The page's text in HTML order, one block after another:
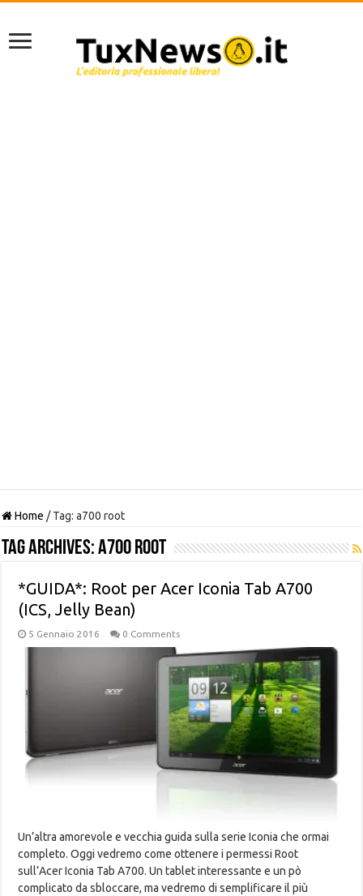
Home / Tag:a700 root
Tag Archives:a700 root
*GUIDA*: Root per Acer Iconia Tab A700
(ICS, Jelly Bean)
5 Gennaio 2016 0 Comments
Un’altra amorevole e vecchia guida sulla serie Iconia che ormai
completo. Oggi vedremo come ottenere i permessi Root
sull’Acer Iconia Tab A700. Un tablet interessante e un pò
complicato da sbloccare, ma vedremo di semplificare il più